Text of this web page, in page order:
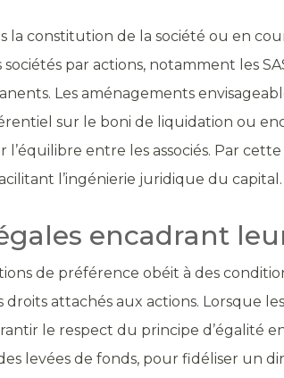
constitution de la société ou en
par actions, notamment les
Les aménagements
sur le boni de liquidation ou
entre les associés. Par
l’ingénierie juridique du capital.
encadrant
de préférence obéit à des
attachés aux actions. Lorsque
le respect du principe d’égalité
levées de fonds, pour fidéliser un